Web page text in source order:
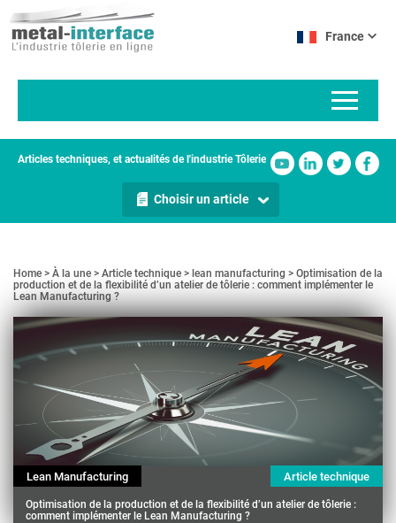
au
contenu
France
Articles techniques, et actualités de l'industrie Tôlerie
Choisir un article
Home À la une Article technique lean manufacturing
Optimisation de la
production et de la flexibilité d’un atelier de tôlerie : comment implémenter le
Lean Manufacturing ?
Lean Manufacturing Article technique
Optimisation de la production et de la flexibilité d’un atelier de tôlerie :
comment implémenter le Lean Manufacturing ?